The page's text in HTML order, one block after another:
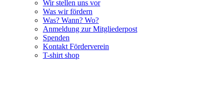
Wir stellen uns vor
Was wir fördern
Was? Wann? Wo?
Anmeldung zur Mitgliederpost
Spenden
Kontakt Förderverein
T-shirt shop